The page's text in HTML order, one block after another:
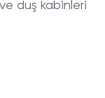
duş kabinleri